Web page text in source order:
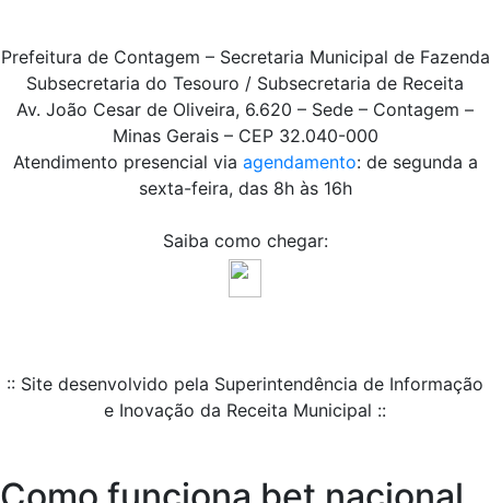
Prefeitura de Contagem – Secretaria Municipal de Fazenda
Subsecretaria do Tesouro / Subsecretaria de Receita
Av. João Cesar de Oliveira, 6.620 – Sede – Contagem –
Minas Gerais – CEP 32.040-000
Atendimento presencial via agendamento: de segunda a
sexta-feira, das 8h às 16h
Saiba como chegar:
:: Site desenvolvido pela Superintendência de Informação
e Inovação da Receita Municipal ::